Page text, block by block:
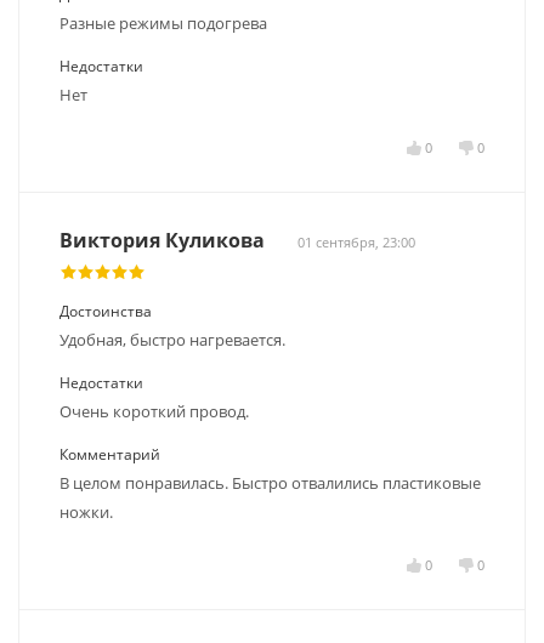
Разные режимы подогрева
Недостатки
Нет
0 0
Виктория Куликова 01 сентября, 23:00
Достоинства
Удобная, быстро нагревается.
Недостатки
Очень короткий провод.
Комментарий
В целом понравилась. Быстро отвалились пластиковые
ножки.
0 0